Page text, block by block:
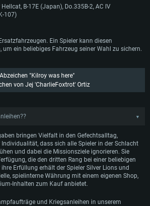
oder höher mit den neuesten Treibern: NVIDIA
/ AMD Radeon RX 570 oder höher
oder höher mit Metal Support
den neuesten Treibern (nicht älter als 6
mit Vulkan Support
B-17E (Japan), Do.335B-2, AC IV
107)
Ein Spieler kann diesen
um ein beliebiges Fahrzeug seiner Wahl zu sichern.
Abzeichen "Kilroy was here"
von Jej 'CharlieFoxtrot' Ortiz
▼
auf den Button 'Shop für Kriegsanleihen' in der
bringen Vielfalt in den Gefechtsalltag,
dass sich alle Spieler in der Schlacht
und dabei die Missionsziele ignorieren. Sie
die den dritten Rang bei einer beliebigen
Erfüllung erhält der Spieler Silver Lions und
spielinterne Währung mit einem eigenen Shop,
Inhalten zum Kauf anbietet.
und Kriegsanleihen in unserem